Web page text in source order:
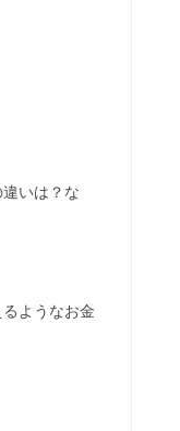
いは？な
ようなお金